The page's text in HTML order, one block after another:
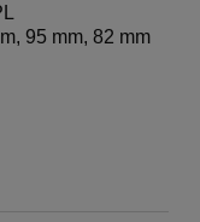
95 mm, 82 mm